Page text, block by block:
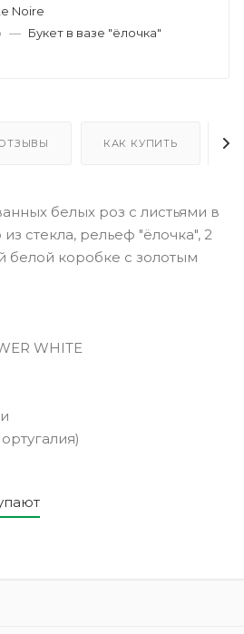
Noire
— Букет в вазе "ёлочка"
КАК КУПИТЬ
белых роз с листьями в
стекла, рельеф "ёлочка", 2
белой коробке с золотым
WHITE